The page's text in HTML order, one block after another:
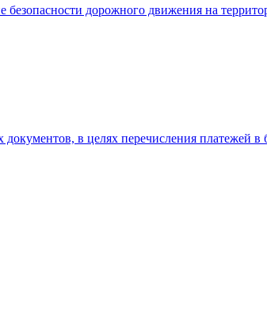
дорожного движения на
в целях перечисления